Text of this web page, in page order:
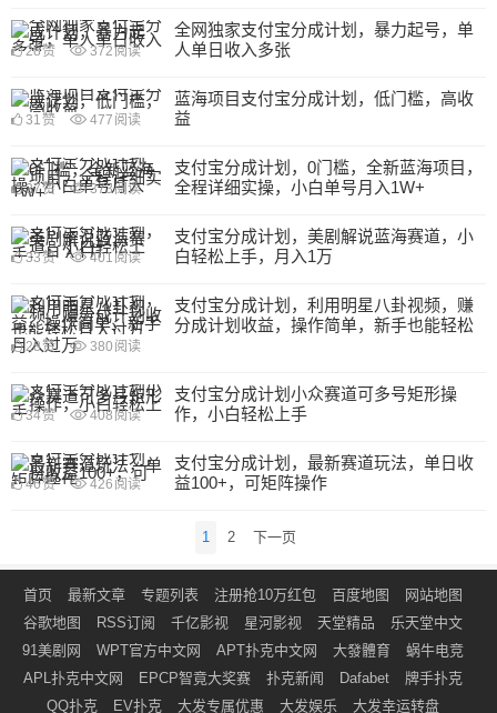
全网独家支付宝分成计划，暴力起号，单
人单日收入多张
28赞 372阅读
蓝海项目支付宝分成计划，低门槛，高收
益
31 赞 477 阅读
支付宝分成计划，0门槛，全新蓝海项目，
全程详细实操，小白单号月入1W+
37赞 373阅读
支付宝分成计划，美剧解说蓝海赛道，小
白轻松上手，月入1万
33赞 401 阅读
支付宝分成计划，利用明星八卦视频，赚
分成计划收益，操作简单，新手也能轻松
月入过万
28赞 380 阅读
支付宝分成计划小众赛道可多号矩形操
作，小白轻松上手
34赞 408 阅读
支付宝分成计划，最新赛道玩法，单日收
益100+，可矩阵操作
46赞 426 阅读
1 2 下一页
首页 最新文章 专题列表 注册抢10万红包 百度地图
网站地图
谷歌地图
RSS订阅 千亿影视 星河影视 天堂精品
乐天堂中文
91美剧网
WPT官方中文网 APT扑克中文网 大發體育
蜗牛电竞
APL扑克中文网
EPCP智竟大奖赛 扑克新闻 Dafabet
牌手扑克
QQ扑克
EV扑克 大发专属优惠 大发娱乐 大发幸运转盘